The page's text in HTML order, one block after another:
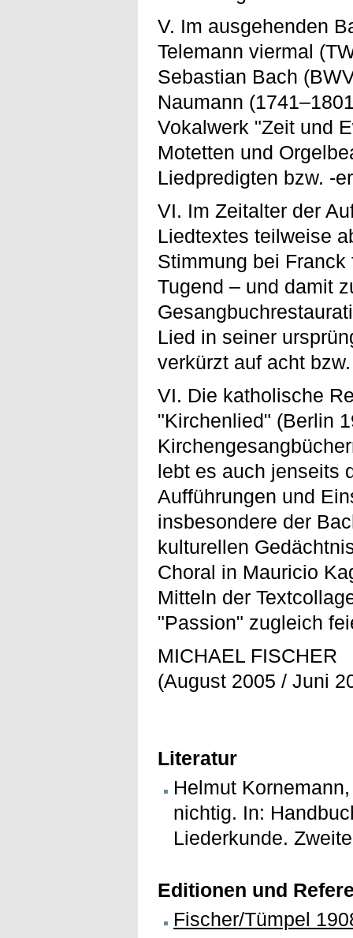
V. Im ausgehenden
Telemann viermal
Sebastian Bach
Naumann
Vokalwerk "Zeit und
Motetten und
Liedpredigten bzw. -
VI. Im Zeitalter der
Liedtextes teilweise
Stimmung bei
Tugend – und damit
Lied in seiner
verkürzt auf acht
VI. Die katholische
"Kirchenlied" (Berlin
lebt es auch jenseits
Aufführungen und
insbesondere der
kulturellen
Choral in Mauricio
Mitteln der
"Passion" zugleich
MICHAEL FISCHER
(August 2005 / Juni
Literatur
Helmut
nichtig. In:
Liederkunde.
Editionen und
Fischer/Tümpel